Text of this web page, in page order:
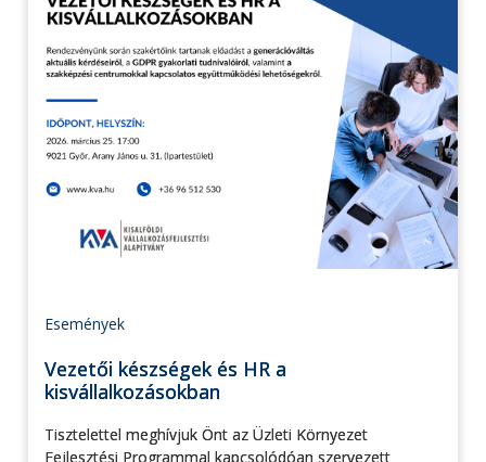
Események
Vezetői készségek és HR a
kisvállalkozásokban
Tisztelettel meghívjuk Önt az Üzleti Környezet
Fejlesztési Programmal kapcsolódóan szervezett